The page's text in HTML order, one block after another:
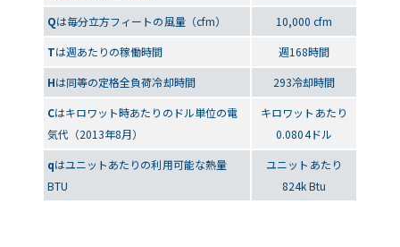
Qは毎分立方フィートの風量（cfm）
10,000 cfm
Tは週あたりの稼働時間
週168時間
Hは同等の定格全負荷冷却時間
293冷却時間
Cはキロワット時あたりのドル単位の電
気代（2013年8月）
キロワットあたり
0.0804ドル
qはユニットあたりの利用可能な熱量
BTU
ユニットあたり
824k Btu